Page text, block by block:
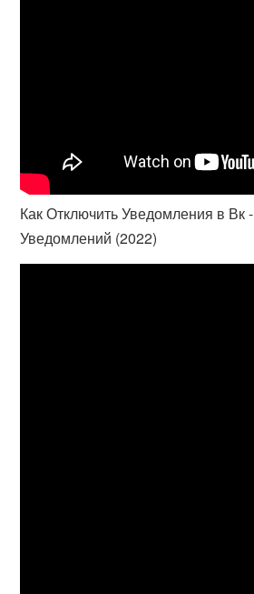
Как Отключить Уведомления в Вк
Уведомлений (2022)